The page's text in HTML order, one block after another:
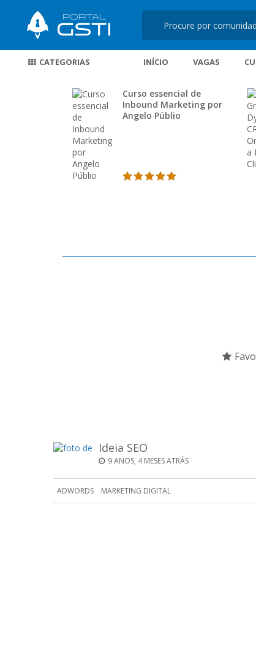
CATEGORIAS INÍCIO VAGAS
Curso essencial de
Inbound Marketing por
Angelo Públio
Ideia SEO
9 ANOS, 4 MESES ATRÁS
ADWORDS MARKETING DIGITAL